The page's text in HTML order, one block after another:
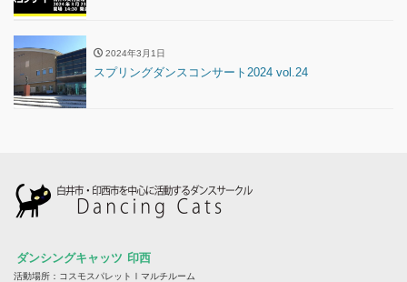
2024年3月1日
スプリングダンスコンサート2024 vol.24
ダンシングキャッツ 印西
活動場所：コスモスパレットⅠマルチルーム